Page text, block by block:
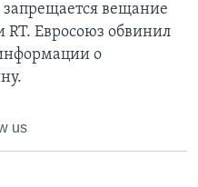
вещание
RT. Евросоюз обвинил
о
us